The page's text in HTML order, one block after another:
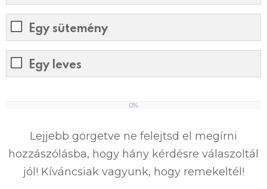
Egy sütemény
Egy leves
0%
Lejjebb görgetve ne felejtsd el megírni
hozzászólásba, hogy hány kérdésre válaszoltál
jól! Kíváncsiak vagyunk, hogy remekeltél!